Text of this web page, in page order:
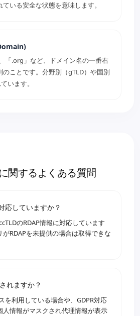
いる安全な状態を意味します。
「.org」など、ドメイン名の一番右
ことです。分野別（gTLD）や国別
います。
関するよくある質問
応していますか？
のRDAP情報に対応しています
RDAPを未提供の場合は取得できな
れますか？
を利用している場合や、GDPR対応
人情報がマスクされ代理情報が表示